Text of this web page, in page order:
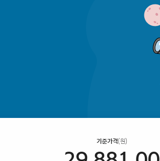
기준가격(원)